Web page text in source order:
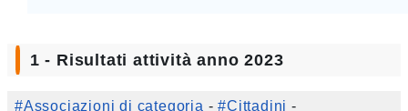
1 - Risultati attività anno 2023
#Associazioni di categoria -#Cittadini -